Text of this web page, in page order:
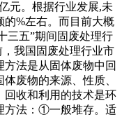
元。根据行业发展,未
%左右。而目前大概
三五”期间固废处理行
我国固废处理行业市
法是从固体废物中回
废物的来源、性质、
回收和利用的技术是环
方法：①一般堆存。适